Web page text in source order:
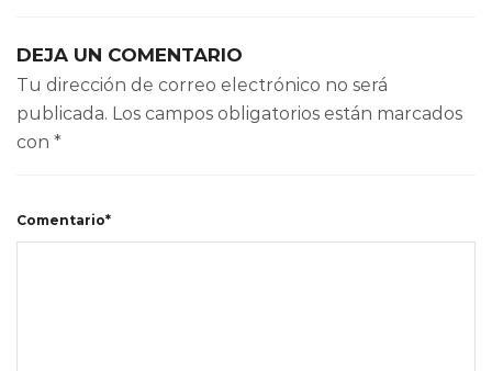
DEJA UN COMENTARIO
Tu dirección de correo electrónico no será
publicada. Los campos obligatorios están marcados
con *
Comentario*